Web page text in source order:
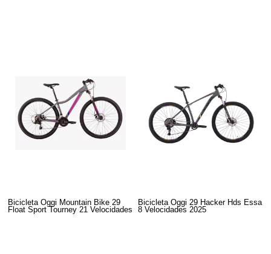
Bicicleta Oggi Mountain Bike 29
Float Sport Tourney 21 Velocidades
Bicicleta Oggi 29 Hacker Hds Essa
8 Velocidades 2025